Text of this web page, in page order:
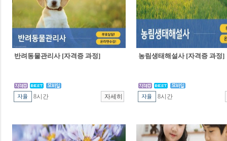
반려동물관리사 [자격증 과정]
8시간
농림생태해설사 [자격증 과정]
8시간